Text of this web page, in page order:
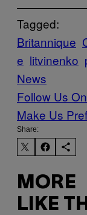
Tagged:
Britannique
e litvinenko
News
Follow Us
Make Us
Share:
MORE
LIKE